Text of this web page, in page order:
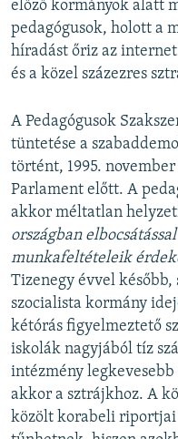
előző kormányok alatt
pedagógusok, holott a
híradást őriz az
és a közel százezres
A Pedagógusok
tüntetése a
történt, 1995.
Parlament előtt. A
akkor méltatlan
országban
munkafeltételeik
Tizenegy évvel
szocialista kormány
kétórás figyelmeztető
iskolák nagyjából tíz
intézmény
akkor a sztrájkhoz. A
közölt korabeli riportjai